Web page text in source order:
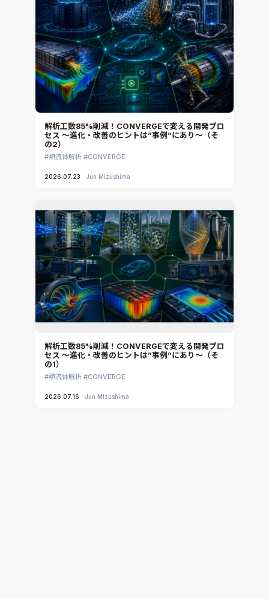
CAEエンジニアリングコンサルティング
音響設計
CAE分野におけるAIコンサルティング
システム構築と開発
iconCFD
SIMULIA Abaqus Unified FEA
Simcenter Flotherm
Simcenter Flotherm XT
Ansys Electronics
DEMITASNX
Simcenter 3D Acoustics
Rocky
CATIA V5 Analysis
3DEXPERIENCE SIMULIA
ennovaCFD
MpCCI
Ansys Granta MI
Ansys Granta Selector
解析工数85%削減！CONVERGEで変える開発プロ
セス ～進化・改善のヒントは”事例”にあり～（そ
の2）
熱流体解析 CONVERGE
2026.07.23 Jun Mizushima
解析工数85%削減！CONVERGEで変える開発プロ
セス ～進化・改善のヒントは”事例”にあり～（そ
の1）
熱流体解析 CONVERGE
2026.07.16 Jun Mizushima